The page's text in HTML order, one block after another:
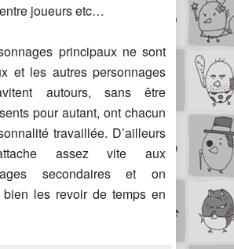
joueurs etc…
principaux ne sont
et les autres personnages
autours, sans être
pour autant, ont chacun
travaillée. D’ailleurs
assez vite aux
secondaires et on
bien les revoir de temps en